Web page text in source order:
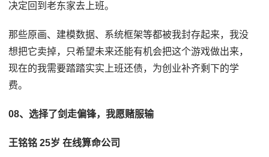
决定回到老东家去上班。
那些原画、建模数据、系统框架等都被我封存起来，我没
想把它卖掉，只希望未来还能有机会把这个游戏做出来，
现在的我需要踏踏实实上班还债，为创业补齐剩下的学
费。
08、选择了剑走偏锋，我愿赌服输
王铭铭 25岁 在线算命公司